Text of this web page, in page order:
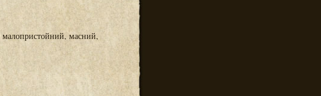
малопристойний, масний,